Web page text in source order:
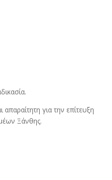
για την επίτευξη
Ξάνθης.